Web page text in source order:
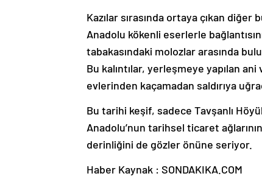
Kazılar sırasında ortaya çıkan
Anadolu kökenli eserlerle
tabakasındaki molozlar arasında
Bu kalıntılar, yerleşmeye yapılan ani
evlerinden kaçamadan saldırıya
Bu tarihi keşif, sadece Tavşanlı
Anadolu’nun tarihsel ticaret
derinliğini de gözler önüne seriyor.
Haber Kaynak : SONDAKIKA.COM